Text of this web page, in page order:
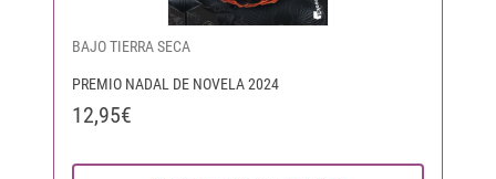
BAJO TIERRA SECA
PREMIO NADAL DE NOVELA 2024
12,95€